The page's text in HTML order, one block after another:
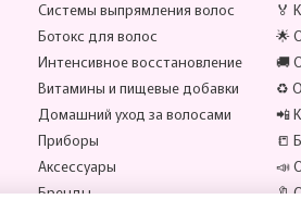
Системы выпрямления волос
Ботокс для волос
Интенсивное восстановление
Витамины и пищевые добавки
Домашний уход за волосами
Приборы
Аксессуары
Бренды
🏅
🌟
🚚
♻️
📲
📒
📣
🔖